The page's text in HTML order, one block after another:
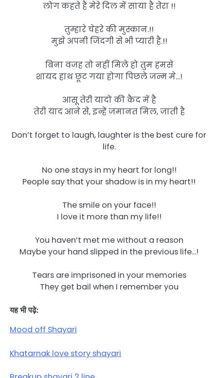
लोग कहते हैं मेरे दिल में साया है तेरा !!
तुम्हारे चेहरे की मुस्कान.!!
मुझे अपनी जिंदगी से भी प्यारी है.!!
बिना वजह तो नहीं मिले हो तुम हमसे
शायद हाथ छूट गया होगा पिछले जन्म मे…!
आसू तेरी यादो की कैद में है
तेरी याद आने से, इन्हें जमानत मिल, जाती है
Don’t forget to laugh, laughter is the best cure for
life.
No one stays in my heart for long!!
People say that your shadow is in my heart!!
The smile on your face!!
I love it more than my life!!
You haven’t met me without a reason
Maybe your hand slipped in the previous life…!
Tears are imprisoned in your memories
They get bail when I remember you
यह भी पढ़े:
Mood off Shayari
Khatarnak love story shayari